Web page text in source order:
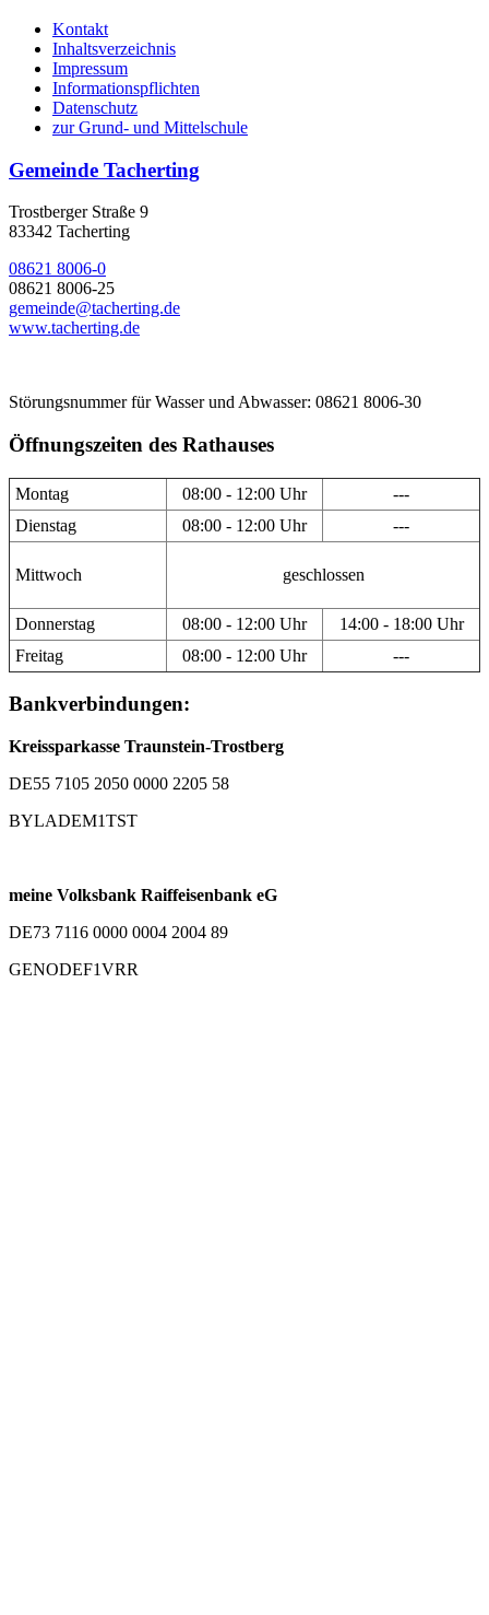
Kontakt
Inhaltsverzeichnis
Impressum
Informationspflichten
Datenschutz
zur Grund- und Mittelschule
Gemeinde Tacherting
Trostberger Straße 9
83342 Tacherting
08621 8006-0
08621 8006-25
gemeinde@tacherting.de
www.tacherting.de
Störungsnummer für Wasser und Abwasser: 08621 8006-30
Öffnungszeiten des Rathauses
Montag 08:00 - 12:00 Uhr
---
Dienstag
08:00 - 12:00 Uhr ---
Mittwoch geschlossen
Donnerstag 08:00 - 12:00 Uhr
14:00 - 18:00 Uhr
Freitag
08:00 - 12:00 Uhr ---
Bankverbindungen:
Kreissparkasse Traunstein-Trostberg
DE55 7105 2050 0000 2205 58
BYLADEM1TST
meine Volksbank Raiffeisenbank eG
DE73 7116 0000 0004 2004 89
GENODEF1VRR